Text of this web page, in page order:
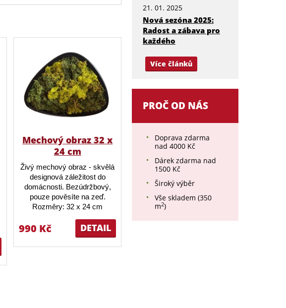
Mechový obraz 32 x
24 cm
Živý mechový obraz - skvělá
designová záležitost do
domácnosti. Bezúdržbový,
pouze pověsíte na zeď.
Rozměry: 32 x 24 cm
DETAIL
990 Kč
21. 01. 2025
Nová sezóna 2025:
Radost a zábava pro
každého
Více článků
PROČ OD NÁS
Doprava zdarma
nad 4000 Kč
Dárek zdarma nad
1500 Kč
Široký výběr
Vše skladem (350
m2)